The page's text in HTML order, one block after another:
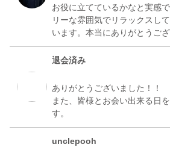
お役に立てているかなと実感
リーな雰囲気でリラックスし
退会済み
ありがとうございました！！
また、皆様とお会い出来る日
unclepooh